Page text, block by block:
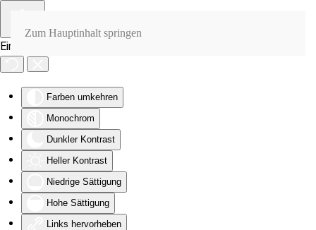
Eingabehilfen öffnen
Farben umkehren
Monochrom
Dunkler Kontrast
Heller Kontrast
Niedrige Sättigung
Hohe Sättigung
Links hervorheben
Zum Hauptinhalt springen